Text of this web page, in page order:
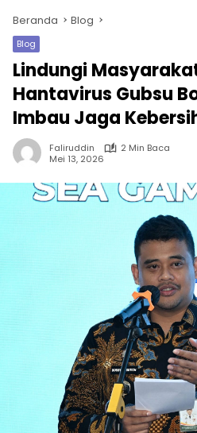
Beranda Blog
Blog
Lindungi
Hantavirus Gubsu
Imbau Jaga
Faliruddin
2 Min Baca
Mei 13, 2026